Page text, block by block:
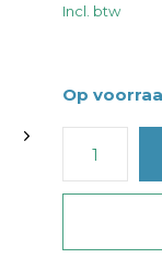
Incl. btw
Op